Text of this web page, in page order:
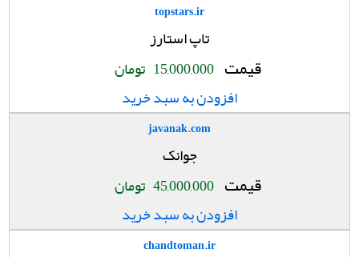
topstars.ir
تاپ استارز
قیمت 15,000,000 تومان
افزودن به سبد خرید
javanak.com
جوانک
قیمت 45,000,000 تومان
افزودن به سبد خرید
chandtoman.ir